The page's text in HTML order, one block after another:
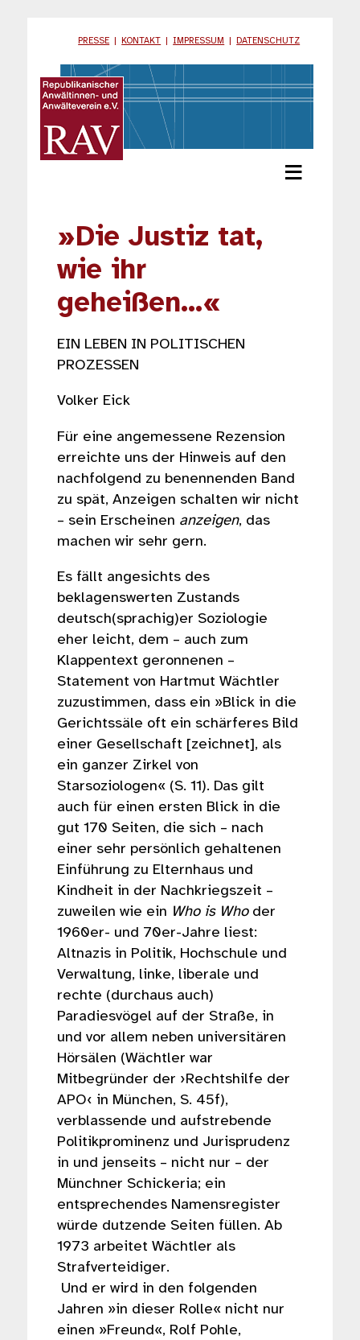
PRESSE KONTAKT |IMPRESSUM DATENSCHUTZ
≡
»Die Justiz tat,
wie ihr
geheißen…«
EIN LEBEN IN POLITISCHEN
PROZESSEN
Volker Eick
Für eine angemessene Rezension
erreichte uns der Hinweis auf den
nachfolgend zu benennenden Band
zu spät, Anzeigen schalten wir nicht
– sein Erscheinen anzeigen, das
machen wir sehr gern.
Es fällt angesichts des
beklagenswerten Zustands
deutsch(sprachig)er Soziologie
eher leicht, dem – auch zum
Klappentext geronnenen –
Statement von Hartmut Wächtler
zuzustimmen, dass ein »Blick in die
Gerichtssäle oft ein schärferes Bild
einer Gesellschaft [zeichnet], als
ein ganzer Zirkel von
Starsoziologen« (S. 11). Das gilt
auch für einen ersten Blick in die
gut 170 Seiten, die sich – nach
einer sehr persönlich gehaltenen
Einführung zu Elternhaus und
Kindheit in der Nachkriegszeit –
zuweilen wie ein Who is Whoder
1960er- und 70er-Jahre liest:
Altnazis in Politik, Hochschule und
Verwaltung, linke, liberale und
rechte (durchaus auch)
Paradiesvögel auf der Straße, in
und vor allem neben universitären
Hörsälen (Wächtler war
Mitbegründer der ›Rechtshilfe der
APO‹ in München, S. 45f),
verblassende und aufstrebende
Politikprominenz und Jurisprudenz
in und jenseits – nicht nur – der
Münchner Schickeria; ein
entsprechendes Namensregister
würde dutzende Seiten füllen. Ab
1973 arbeitet Wächtler als
Strafverteidiger.
Und er wird in den folgenden
Jahren »in dieser Rolle« nicht nur
einen »Freund«, Rolf Pohle,